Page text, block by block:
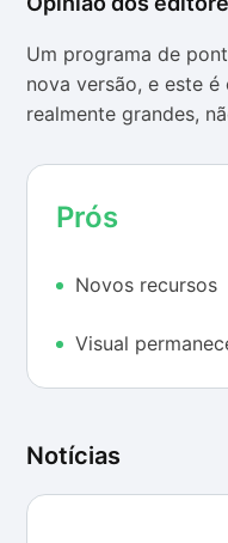
Um programa de
nova versão, e este
realmente grandes,
Das novidades, o
os programas
sempre a versão
Quem achava
SlimCleaner 4
a questão da lentidão
Prós
Novos recursos
Visual
Notícias